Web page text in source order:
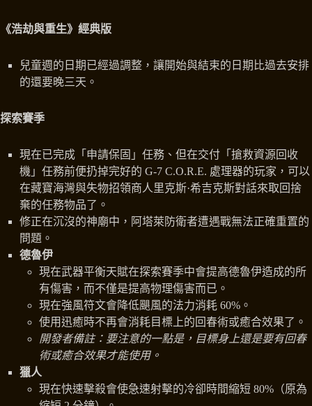
《浩劫與重生》經典版
兒童週的日期已經過調整，讓開始與結束的日期比過去安排
的還要晚三天。
探索賽季
現在已完成「申請保固」任務、但在交付「搶救資源回收
機」任務前便扔掉完好的 G-7 C.O.R.E. 處理器的玩家，可以
在藏寶海灣與失物招領商人里克斯·希吉克斯對話來取回捨
棄的任務物品了。
修正在沉沒的神廟中，阿塔萊防衛者遭遇戰無法正確重置的
問題。
德魯伊
現在武器平衡天賦在探索賽季中會提高德魯伊造成的所
有傷害，而不僅是提高物理傷害而已。
現在強風符文會降低颶風的法力消耗 60%。
使用迅癒時不再會消耗目標上的回春術或癒合效果了。
開發者備註：要注意的一點是，目標身上還是要有回春
術或癒合效果才能使用。
獵人
現在快速擊殺會使急速射擊的冷卻時間縮短 80%（原為